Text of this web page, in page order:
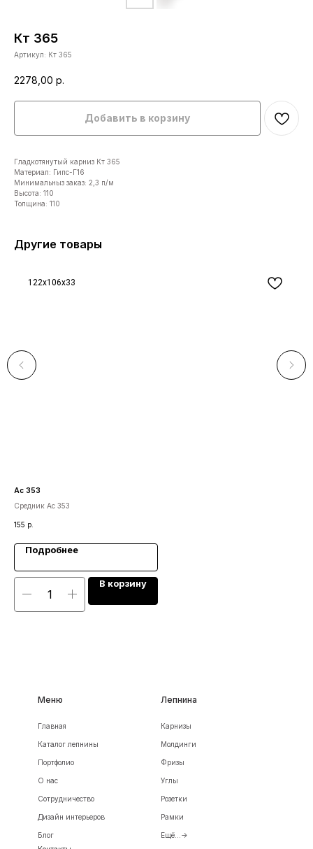
Кт 365
Артикул: Кт 365
2278,00 р.
Добавить в корзину
Гладкотянутый карниз Кт 365
Материал: Гипс-Г16
Минимальныз заказ: 2,3 п/м
Высота: 110
Толщина: 110
Другие товары
122x106x33
Ас 353
Средник Ас 353
155 р.
Подробнее
В корзину
Меню
Главная
О нас
Каталог лепнины
Портфолио
Сотрудничество
Дизайн интерьеров
Блог
Лепнина
Карнизы
Молдинги
Фризы
Углы
Розетки
Рамки
Ещё...->